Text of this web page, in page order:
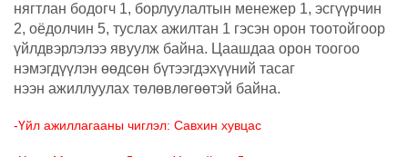
нягтлан бодогч 1, борлуулалтын менежер 1, эсгүүрчин
2, оёдолчин 5, туслах ажилтан 1 гэсэн орон тоотойгоор
үйлдвэрлэлээ явуулж байна. Цаашдаа орон тоогоо
нэмэгдүүлэн өөдсөн бүтээгдэхүүний тасаг
нээн ажиллуулах төлөвлөгөөтэй байна.
-Үйл ажиллагааны чиглэл: Савхин хувцас